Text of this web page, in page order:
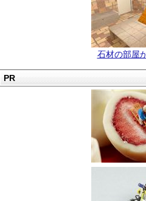
石材の部屋
PR